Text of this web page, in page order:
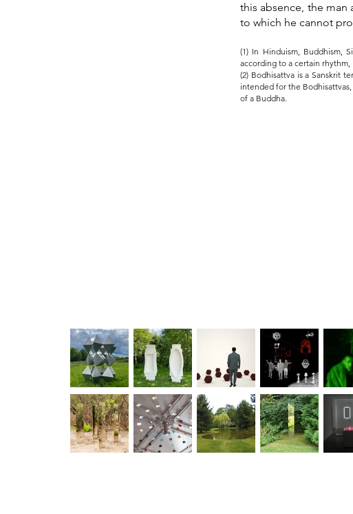
this absence, the
to which he cannot
(1) In Hinduism, Buddhism,
according to a certain
(2) Bodhisattva is a Sanskrit
intended for the
of a Buddha.